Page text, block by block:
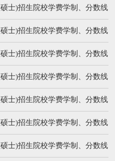
士)招生院校学费学制、分数线
士)招生院校学费学制、分数线
士)招生院校学费学制、分数线
士)招生院校学费学制、分数线
士)招生院校学费学制、分数线
士)招生院校学费学制、分数线
士)招生院校学费学制、分数线